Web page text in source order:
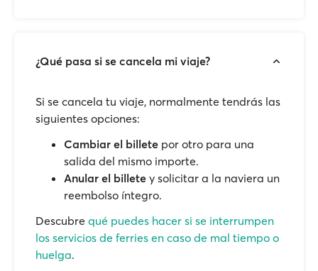
¿Qué pasa si se cancela mi viaje?
Si se cancela tu viaje, normalmente tendrás las
siguientes opciones:
Cambiar el billete por otro para una
salida del mismo importe.
Anular el billete y solicitar a la naviera un
reembolso íntegro.
Descubre qué puedes hacer si se interrumpen
los servicios de ferries en caso de mal tiempo o
huelga.